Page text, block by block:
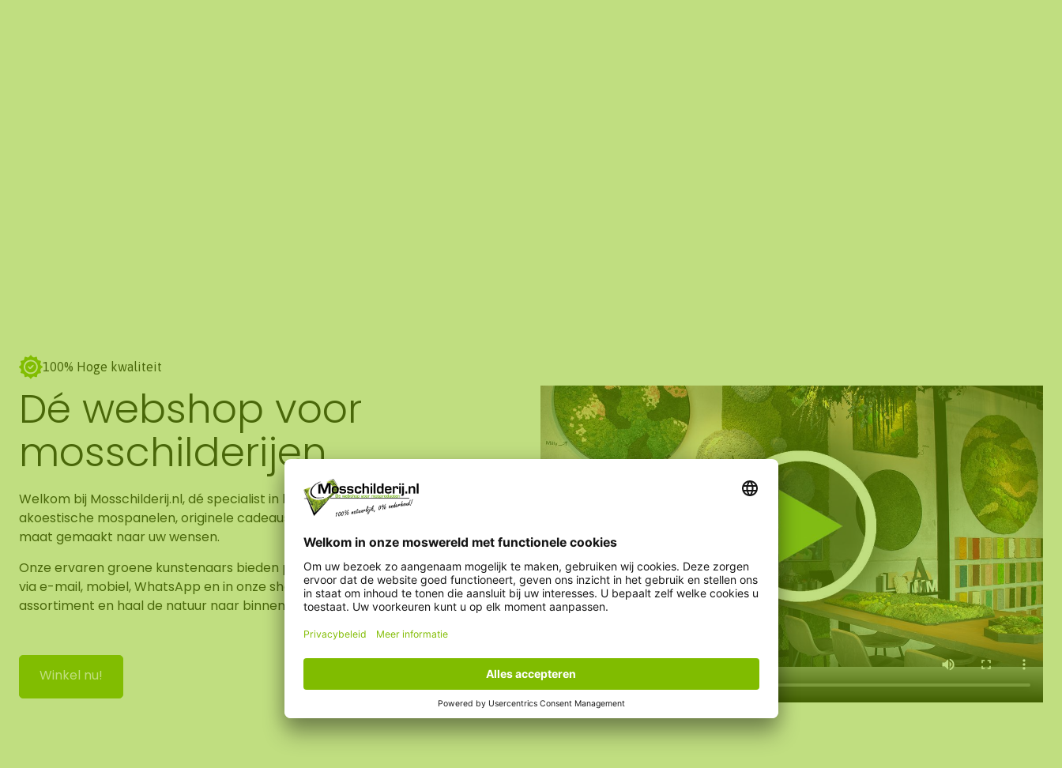
100% Hoge kwaliteit
Dé webshop voor
mosschilderijen
Welkom bij Mosschilderij.nl, dé specialist in hoogwaardige mosschilderijen,
akoestische mospanelen, originele cadeaus en DIY-pakketten. Allemaal op
maat gemaakt naar uw wensen.
Onze ervaren groene kunstenaars bieden persoonlijk advies, dat beschikbaar is
via e-mail, mobiel, WhatsApp en in onze showroom. Ontdek ons uitgebreide
assortiment en haal de natuur naar binnen!
Winkel nu!